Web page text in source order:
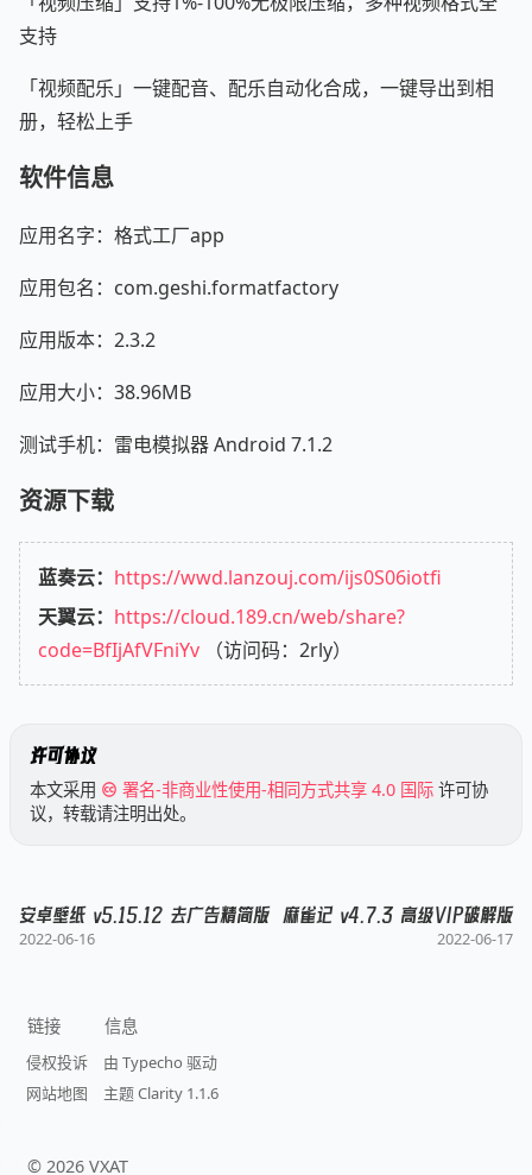
支持
「视频配乐」一键配音、配乐自动化合成，一键导出到相
册，轻松上手
软件信息
应用名字：格式工厂app
应用包名：com.geshi.formatfactory
应用版本：2.3.2
应用大小：38.96MB
测试手机：雷电模拟器 Android 7.1.2
资源下载
蓝奏云： https://wwd.lanzouj.com/ijs0S06iotfi
天翼云： https://cloud.189.cn/web/share?
code=BfIjAfVFniYv （访问码：2rly）
许可协议
本文采用 署名-非商业性使用-相同方式共享 4.0 国际 许可协
议，转载请注明出处。
安卓壁纸 v5.15.12 去广告精简版
2022-06-16
麻雀记 v4.7.3 高级VIP破解版
2022-06-17
链接
侵权投诉
网站地图
信息
由 Typecho 驱动
主题 Clarity 1.1.6
©2026 VXAT